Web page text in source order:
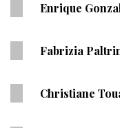
Enrique
Fabrizia
Christiane